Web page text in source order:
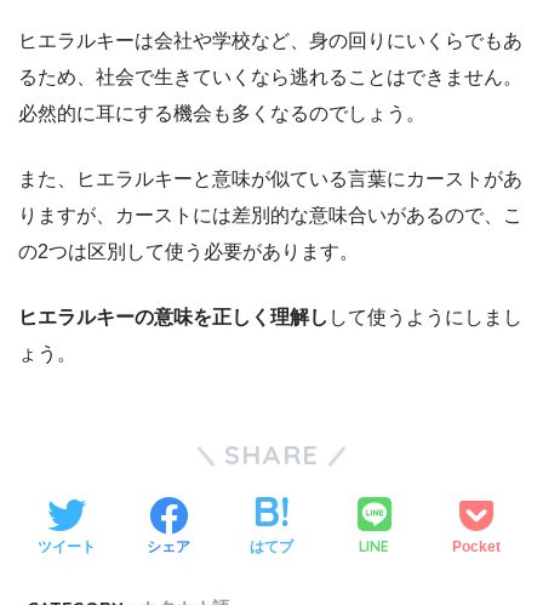
ヒエラルキーは会社や学校など、身の回りにいくらでもあ
るため、社会で生きていくなら逃れることはできません。
必然的に耳にする機会も多くなるのでしょう。
また、ヒエラルキーと意味が似ている言葉にカーストがあ
りますが、カーストには差別的な意味合いがあるので、こ
の2つは区別して使う必要があります。
ヒエラルキーの意味を正しく理解し して使うようにしまし
ょう。
SHARE
ツイート シェア はてブ LINE Pocket